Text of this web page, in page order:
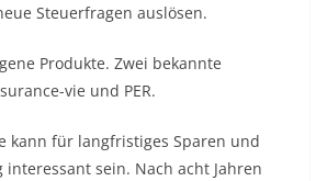
Steuerfragen auslösen.
Produkte. Zwei bekannte
vie und PER.
kann für langfristiges Sparen und
interessant sein. Nach acht Jahren